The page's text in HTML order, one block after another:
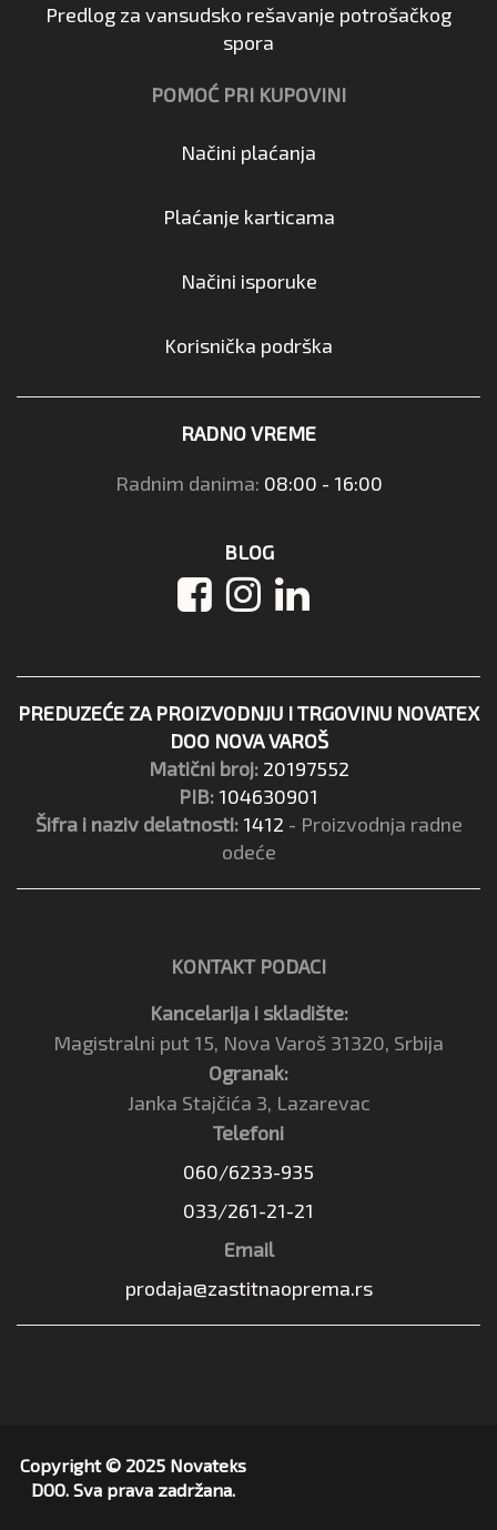
Predlog za vansudsko rešavanje potrošačkog
spora
POMOĆ PRI KUPOVINI
Načini plaćanja
Plaćanje karticama
Načini isporuke
Korisnička podrška
RADNO VREME
Radnim danima: 08:00 - 16:00
BLOG
PREDUZEĆE ZA PROIZVODNJU I TRGOVINU NOVATEX
DOO NOVA VAROŠ
Matični broj: 20197552
PIB: 104630901
Šifra i naziv delatnosti: 1412 - Proizvodnja radne
odeće
KONTAKT PODACI
Kancelarija i skladište:
Magistralni put 15, Nova Varoš 31320, Srbija
Ogranak:
Janka Stajčića 3, Lazarevac
Telefoni
060/6233-935
033/261-21-21
Email
prodaja@zastitnaoprema.rs
Copyright © 2025 Novateks
DOO. Sva prava zadržana.